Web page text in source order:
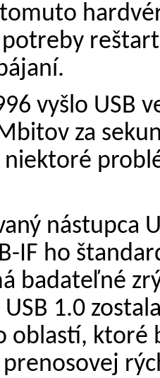
vyšlo USB
za
niektoré
nástupca
IF ho
badateľné
1.0
oblastí, ktoré